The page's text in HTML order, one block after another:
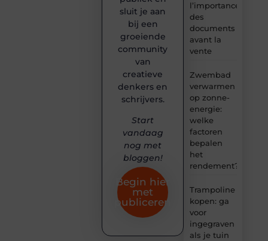
l’importance
des
documents
avant la
vente
Zwembad
verwarmen
op zonne-
energie:
welke
factoren
bepalen
het
rendement?
Trampoline
kopen: ga
voor
ingegraven
als je tuin
sluit je aan
bij een
groeiende
community
van
creatieve
denkers en
schrijvers.
Start
vandaag
nog met
bloggen!
Begin hier
met
publiceren